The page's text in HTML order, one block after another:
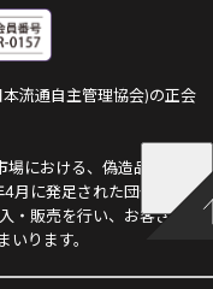
流通自主管理協会)の正会
における、偽造品や不正
月に発足された団体です。
・販売を行い、お客さま
ります。